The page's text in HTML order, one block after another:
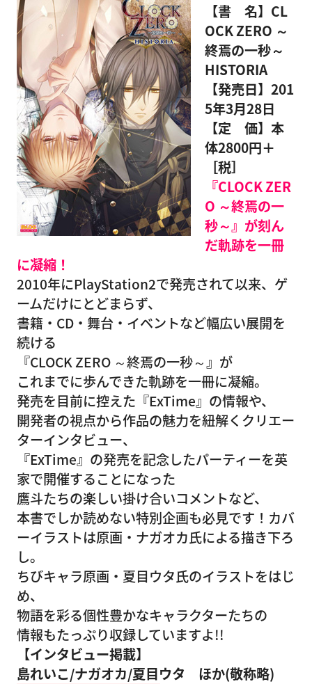
【書 名】CL
OCK ZERO ～
終焉の一秒～
HISTORIA
【発売日】201
5年3月28日
【定 価】本
体2800円＋
［税］
『CLOCK ZER
O ～終焉の一
秒～』が刻ん
だ軌跡を一冊
に凝縮！
2010年にPlayStation2で発売されて以来、ゲ
ームだけにとどまらず、
書籍・CD・舞台・イベントなど幅広い展開を
続ける
『CLOCK ZERO ～終焉の一秒～』が
これまでに歩んできた軌跡を一冊に凝縮。
発売を目前に控えた『ExTime』の情報や、
開発者の視点から作品の魅力を紐解くクリエー
ターインタビュー、
『ExTime』の発売を記念したパーティーを英
家で開催することになった
鷹斗たちの楽しい掛け合いコメントなど、
本書でしか読めない特別企画も必見です！カバ
ーイラストは原画・ナガオカ氏による描き下ろ
し。
ちびキャラ原画・夏目ウタ氏のイラストをはじ
め、
物語を彩る個性豊かなキャラクターたちの
情報もたっぷり収録していますよ!!
【インタビュー掲載】
島れいこ/ナガオカ/夏目ウタ ほか(敬称略)